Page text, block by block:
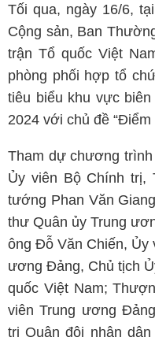
Tối qua, ngày 16/6,
Cộng sản, Ban
trận Tổ quốc Việt
phòng phối hợp tổ
tiêu biểu khu vực
2024 với chủ đề
Tham dự chương
Ủy viên Bộ Chính
tướng Phan Văn
thư Quân ủy Trung
ông Đỗ Văn Chiến, Ủy
ương Đảng, Chủ tịch
quốc Việt Nam;
viên Trung ương
trị Quân đội nhân